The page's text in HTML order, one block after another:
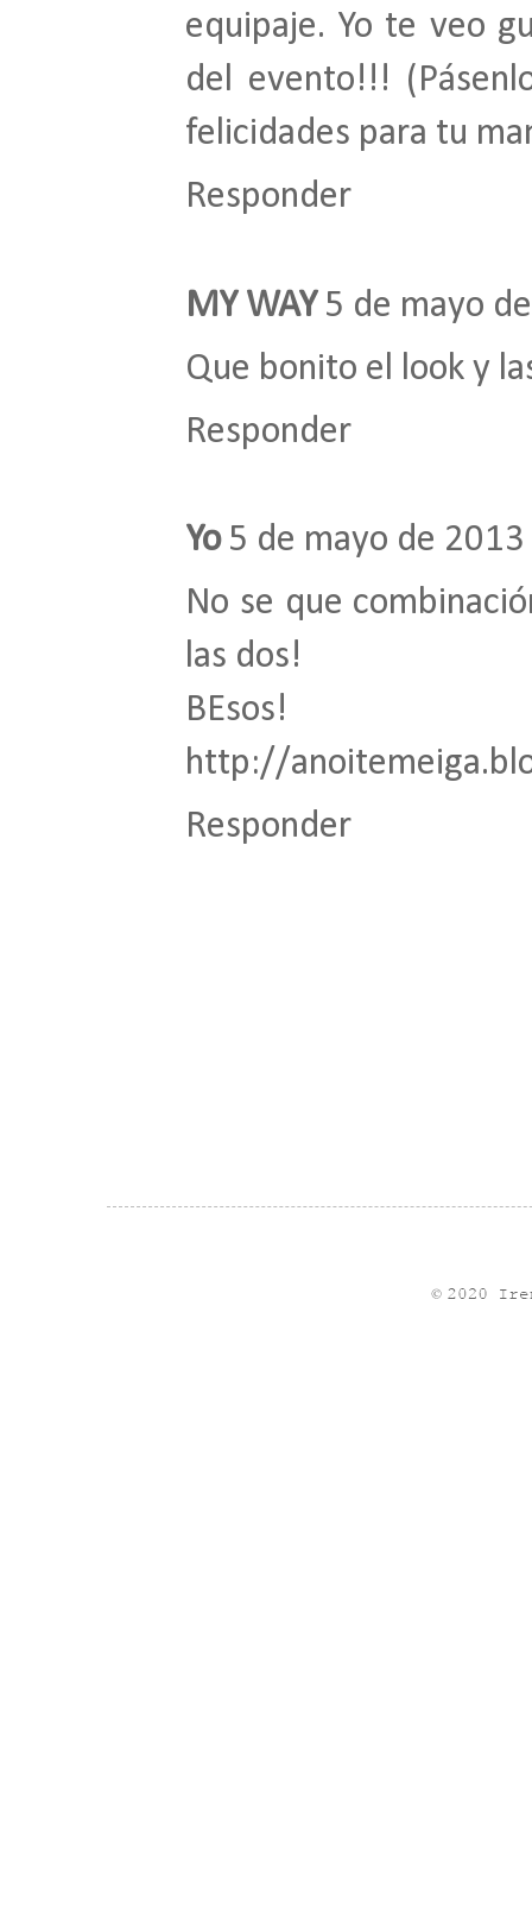
equipaje. Yo te veo
del evento!!!
felicidades para tu
Responder
MY WAY 5 de mayo
Que bonito el look y
Responder
Yo 5 de mayo de
No se que
las dos!
BEsos!
http://
Responder